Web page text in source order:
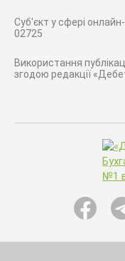
Суб'єкт у сфері
02725
Використання
згодою редакції